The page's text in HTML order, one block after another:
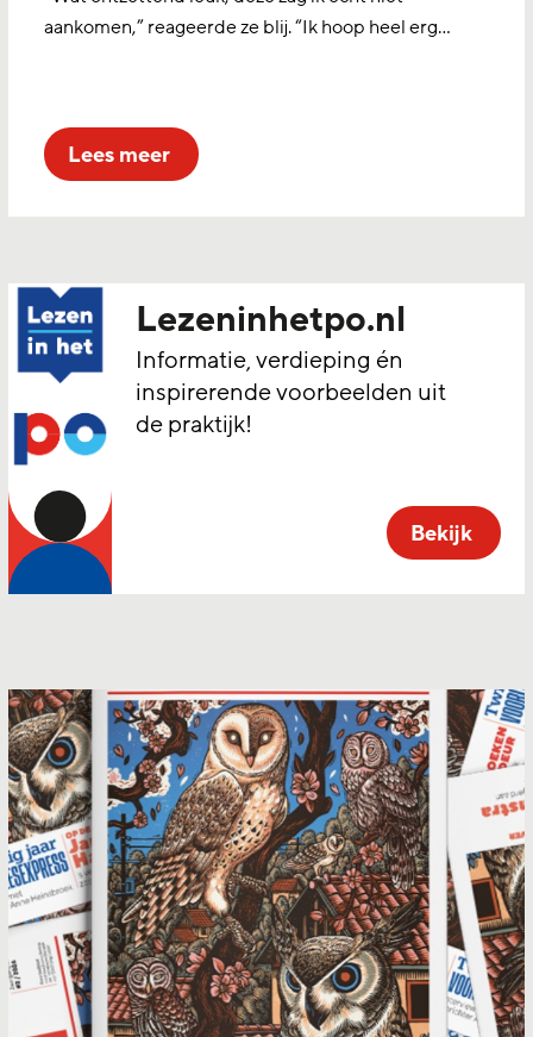
aankomen,” reageerde ze blij. “Ik hoop heel erg…
lees meer
Lezeninhetpo.nl
Informatie, verdieping én
inspirerende voorbeelden uit
de praktijk!
Bekijk